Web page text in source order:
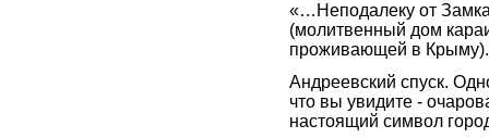
«…Неподалеку от
(молитвенный дом
проживающей в Крыму).
Андреевский спуск.
что вы увидите -
настоящий символ